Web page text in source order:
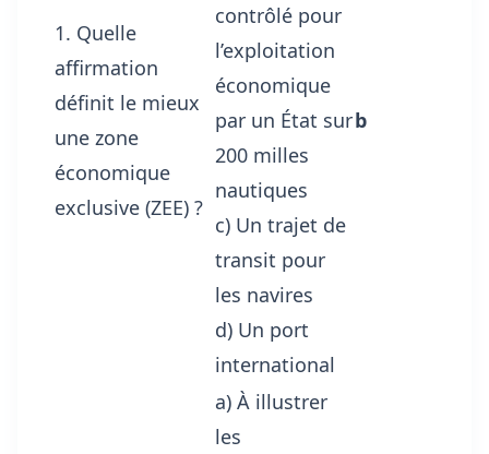
1. Quelle
affirmation
définit le mieux
une zone
économique
exclusive (ZEE) ?
contrôlé pour
l’exploitation
économique
par un État sur
200 milles
nautiques
c) Un trajet de
transit pour
les navires
d) Un port
international
b
a) À illustrer
les